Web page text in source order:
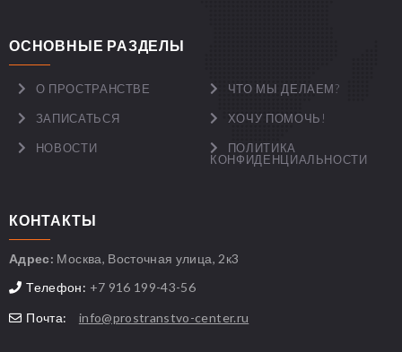
ОСНОВНЫЕ РАЗДЕЛЫ
О ПРОСТРАНСТВЕ ЧТО МЫ ДЕЛАЕМ?
ЗАПИСАТЬСЯ ХОЧУ ПОМОЧЬ!
НОВОСТИ
ПОЛИТИКА
КОНФИДЕНЦИАЛЬНОСТИ
КОНТАКТЫ
Адрес: Москва, Восточная улица, 2к3
Телефон: +7 916 199-43-56
Почта:
info@prostranstvo-center.ru